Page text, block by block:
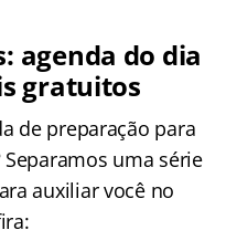
agenda do dia
gratuitos
de preparação para
uma série
auxiliar você no